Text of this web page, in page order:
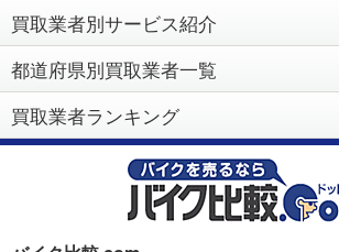
買取業者別サービス紹介
都道府県別買取業者一覧
買取業者ランキング